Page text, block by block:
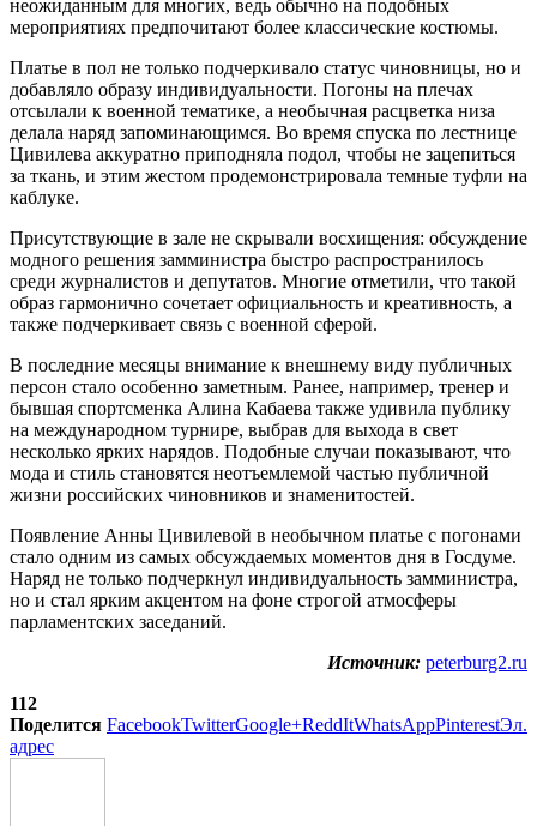
неожиданным для многих, ведь обычно на подобных
мероприятиях предпочитают более классические костюмы.
Платье в пол не только подчеркивало статус чиновницы, но и
добавляло образу индивидуальности. Погоны на плечах
отсылали к военной тематике, а необычная расцветка низа
делала наряд запоминающимся. Во время спуска по лестнице
Цивилева аккуратно приподняла подол, чтобы не зацепиться
за ткань, и этим жестом продемонстрировала темные туфли на
каблуке.
Присутствующие в зале не скрывали восхищения: обсуждение
модного решения замминистра быстро распространилось
среди журналистов и депутатов. Многие отметили, что такой
образ гармонично сочетает официальность и креативность, а
также подчеркивает связь с военной сферой.
В последние месяцы внимание к внешнему виду публичных
персон стало особенно заметным. Ранее, например, тренер и
бывшая спортсменка Алина Кабаева также удивила публику
на международном турнире, выбрав для выхода в свет
несколько ярких нарядов. Подобные случаи показывают, что
мода и стиль становятся неотъемлемой частью публичной
жизни российских чиновников и знаменитостей.
Появление Анны Цивилевой в необычном платье с погонами
стало одним из самых обсуждаемых моментов дня в Госдуме.
Наряд не только подчеркнул индивидуальность замминистра,
но и стал ярким акцентом на фоне строгой атмосферы
парламентских заседаний.
Источник: peterburg2.ru
112
Поделится FacebookTwitterGoogle+ReddItWhatsAppPinterestЭл.
адрес